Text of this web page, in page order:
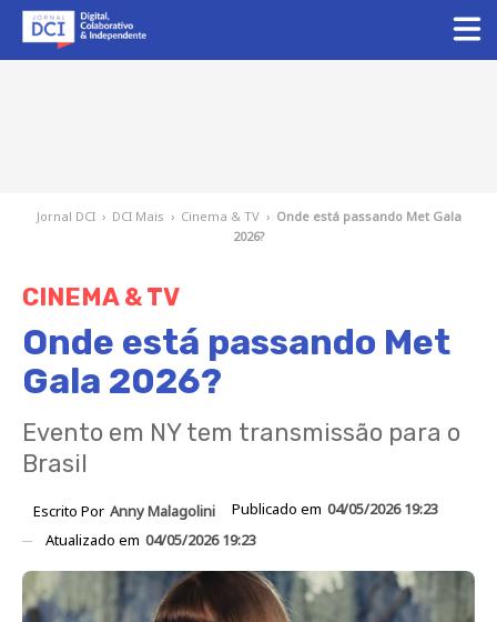
Jornal DCI › DCI Mais › Cinema & TV › Onde está passando Met Gala
2026?
CINEMA & TV
Onde está passando Met
Gala 2026?
Evento em NY tem transmissão para o
Brasil
Escrito Por Anny Malagolini Publicado em 04/05/2026 19:23
Atualizado em 04/05/2026 19:23